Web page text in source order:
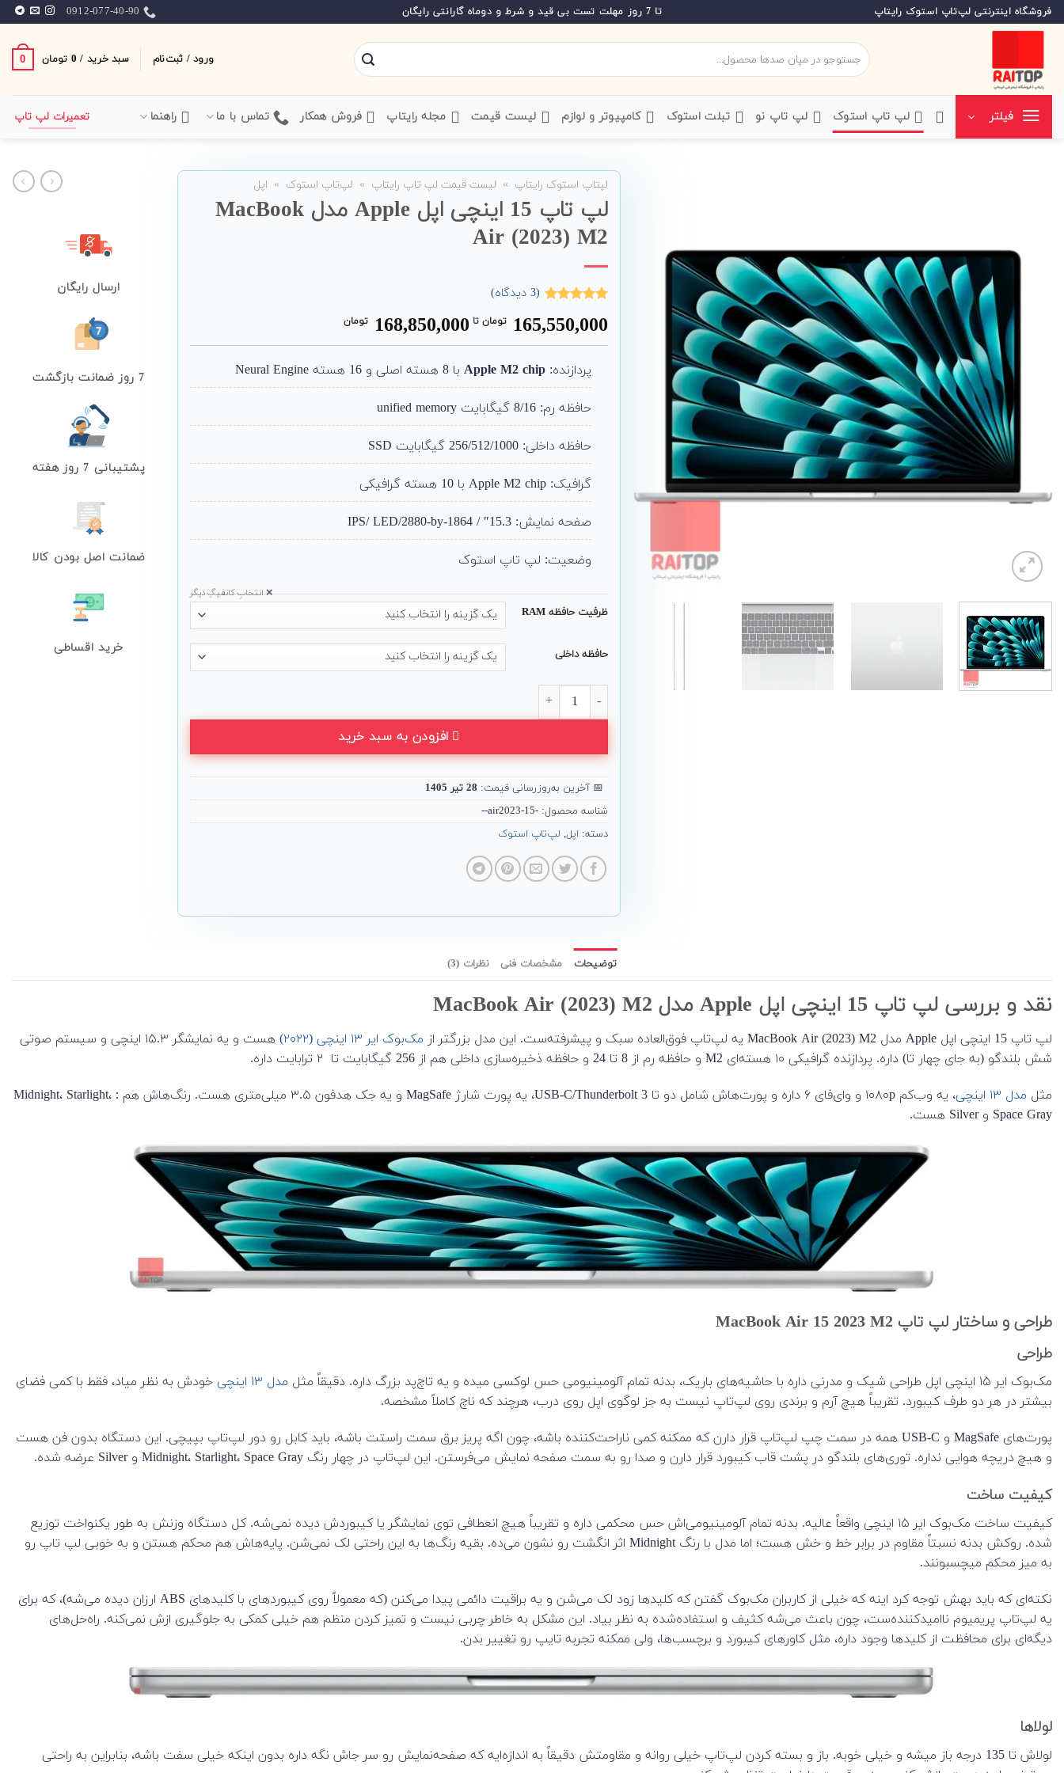
Skip
to
فروشگاه اینترنتی لپ‌تاپ استوک رایتاپ تا 7 روز مهلت تست بی قید و شرط و دوماه گارانتی رایگان 0912-077-40-90
جستجو
برای:
ورود / ثبت‌نام سبد خرید / 0 تومان 0
فیلتر ‌لپ تاپ استوک ‌لپ تاپ نو ‌ تبلت استوک ‌ کامپیوتر و لوازم ‌ لیست قیمت ‌ مجله رایتاپ فروش همکار تماس با ما راهنما تعمیرات لپ تاپ
لپتاپ استوک رایتاپ » لیست قیمت لپ تاپ رایتاپ » لپ‌تاپ استوک » اپل
لپ تاپ 15 اینچی اپل Apple مدل MacBook
Air (2023) M2
از 5 امتیاز
مشتری
(
3دیدگاه)
165,550,000 تومان ‌ تا ‌ 168,850,000 تومان
پردازنده: Apple M2 chip با 8 هسته اصلی و 16 هسته Neural Engine
حافظه رم: 8/16 گیگابایت unified memory
حافظه داخلی: 256/512/1000 گیگابایت SSD
گرافیک: Apple M2 chip با 10 هسته گرافیکی
صفحه نمایش: 15.3″ / IPS/ LED/2880-by-1864
وضعیت: لپ تاپ استوک
ظرفیت حافظه RAM
حافظه داخلی
❌ انتخابِ کانفیگِ دیگر
افزودن به سبد خرید
📅 آخرین به‌روزرسانی قیمت: 28 تیر 1405
شناسه محصول: -air2023-15--
دسته: اپل, لپ‌تاپ استوک
ارسال رایگان
7 روز ضمانت بازگشت
پشتیبانی 7 روز هفته
ضمانت اصل بودن کالا
خرید اقساطی
توضیحات مشخصات فنی نظرات (3)
نقد و بررسی لپ تاپ 15 اینچی اپل Apple مدل MacBook Air (2023) M2
لپ تاپ 15 اینچی اپل Apple مدل MacBook Air (2023) M2 یه لپ‌تاپ فوق‌العاده سبک و پیشرفته‌ست. این مدل بزرگتر از مک‌بوک ایر ۱۳ اینچی (۲۰۲۲)
هست و یه نمایشگر ۱۵.۳ اینچی و سیستم صوتی
شش بلندگو (به جای چهار تا) داره. پردازنده گرافیکی ۱۰ هسته‌ای M2 و حافظه رم از 8 تا 24 و حافظه ذخیره‌سازی داخلی هم از 256 گیگابایت تا ۲ ترابایت داره.
مثل مدل ۱۳ اینچی
، یه وب‌کم ۱۰۸۰p و وای‌فای ۶ داره و پورت‌هاش شامل دو تا USB-C/Thunderbolt 3، یه پورت شارژ MagSafe و یه جک هدفون ۳.۵ میلی‌متری هست. رنگ‌هاش هم : Midnight، Starlight،
Space Gray و Silver هست.
طراحی و ساختار لپ تاپ MacBook Air 15 2023 M2
طراحی
مک‌بوک ایر ۱۵ اینچی اپل طراحی شیک و مدرنی داره با حاشیه‌های باریک، بدنه تمام آلومینیومی حس لوکسی میده و یه تاچ‌پد بزرگ داره. دقیقاً مثل مدل ۱۳ اینچی
خودش به نظر میاد، فقط با کمی فضای
بیشتر در هر دو طرف کیبورد. تقریباً هیچ آرم و برندی روی لپ‌تاپ نیست به جز لوگوی اپل روی درب، هرچند که ناچ کاملاً مشخصه.
پورت‌های MagSafe و USB-C همه در سمت چپ لپ‌تاپ قرار دارن که ممکنه کمی ناراحت‌کننده باشه، چون اگه پریز برق سمت راستت باشه، باید کابل رو دور لپ‌تاپ بپیچی. این دستگاه بدون فن هست
و هیچ دریچه هوایی نداره. توری‌های بلندگو در پشت قاب کیبورد قرار دارن و صدا رو به سمت صفحه نمایش می‌فرستن. این لپ‌تاپ در چهار رنگ Midnight، Starlight، Space Gray و Silver عرضه شده.
کیفیت ساخت
کیفیت ساخت مک‌بوک ایر ۱۵ اینچی واقعاً عالیه. بدنه تمام آلومینیومی‌اش حس محکمی داره و تقریباً هیچ انعطافی توی نمایشگر یا کیبوردش دیده نمی‌شه. کل دستگاه وزنش به طور یکنواخت توزیع
شده. روکش بدنه نسبتاً مقاوم در برابر خط و خش هست؛ اما مدل با رنگ Midnight اثر انگشت رو نشون می‌ده. بقیه رنگ‌ها به این راحتی لک نمی‌شن. پایه‌هاش هم محکم هستن و به خوبی لپ تاپ رو
به میز محکم میچسبونند.
نکته‌ای که باید بهش توجه کرد اینه که خیلی از کاربران مک‌بوک گفتن که کلیدها زود لک می‌شن و یه براقیت دائمی پیدا می‌کنن (که معمولاً روی کیبوردهای با کلیدهای ABS ارزان دیده می‌شه)، که برای
یه لپ‌تاپ پریمیوم ناامیدکننده‌ست، چون باعث می‌شه کثیف و استفاده‌شده به نظر بیاد. این مشکل به خاطر چربی نیست و تمیز کردن منظم هم خیلی کمکی به جلوگیری ازش نمی‌کنه. راه‌حل‌های
دیگه‌ای برای محافظت از کلیدها وجود داره، مثل کاورهای کیبورد و برچسب‌ها، ولی ممکنه تجربه تایپ رو تغییر بدن.
لولاها
لولاش تا 135 درجه باز میشه و خیلی خوبه. باز و بسته کردن لپ‌تاپ خیلی روانه و مقاومتش دقیقاً به اندازه‌ایه که صفحه‌نمایش رو سر جاش نگه داره بدون اینکه خیلی سفت باشه، بنابراین به راحتی